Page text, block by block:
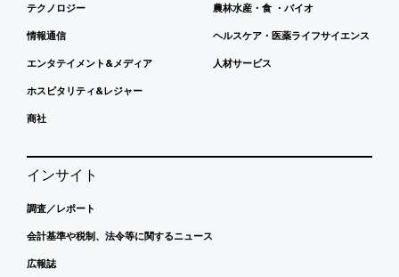
テクノロジー
情報通信
エンタテイメント&メディア
ホスピタリティ&レジャー
商社
農林水産・食 ・バイオ
ヘルスケア・医薬ライフサイエンス
人材サービス
インサイト
調査／レポート
会計基準や税制、法令等に関するニュース
広報誌